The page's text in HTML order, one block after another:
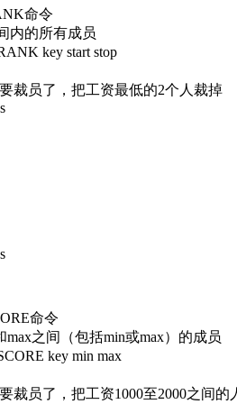
命令
内的所有成员
key start stop
裁员了，把工资最低的2个人裁掉
命令
max之间（包括min或max）的成员
key min max
裁员了，把工资1000至2000之间的